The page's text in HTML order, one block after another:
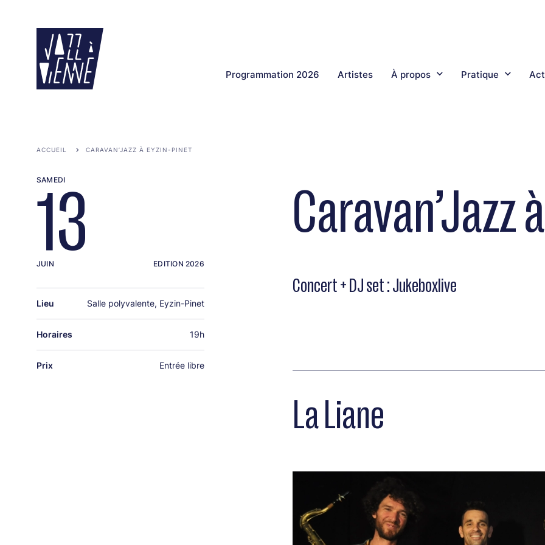
Programmation 2026 Artistes À propos Pratique
ACCUEIL CARAVAN’JAZZ À EYZIN-PINET
Caravan’Jazz
Concert + DJ set : Jukeboxlive
La Liane
SAMEDI
13
JUIN EDITION 2026
Lieu Salle polyvalente, Eyzin-Pinet
Horaires 19h
Prix Entrée libre